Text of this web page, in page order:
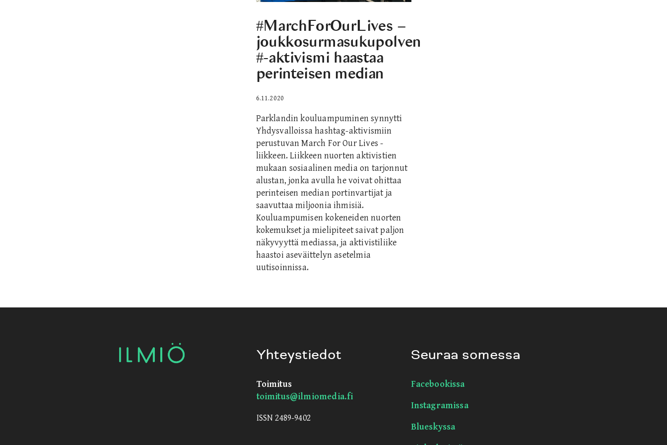
#MarchForOurLives –
joukkosurmasukupolven
#-aktivismi haastaa
perinteisen median
6.11.2020
Parklandin kouluampuminen synnytti
Yhdysvalloissa hashtag-aktivismiin
perustuvan March For Our Lives -
liikkeen. Liikkeen nuorten aktivistien
mukaan sosiaalinen media on tarjonnut
alustan, jonka avulla he voivat ohittaa
perinteisen median portinvartijat ja
saavuttaa miljoonia ihmisiä.
Kouluampumisen kokeneiden nuorten
kokemukset ja mielipiteet saivat paljon
näkyvyyttä mediassa, ja aktivistiliike
haastoi aseväittelyn asetelmia
uutisoinnissa.
Yhteystiedot
Toimitus
toimitus@ilmiomedia.fi
ISSN 2489-9402
Seuraa somessa
Facebookissa
Instagramissa
Blueskyssa